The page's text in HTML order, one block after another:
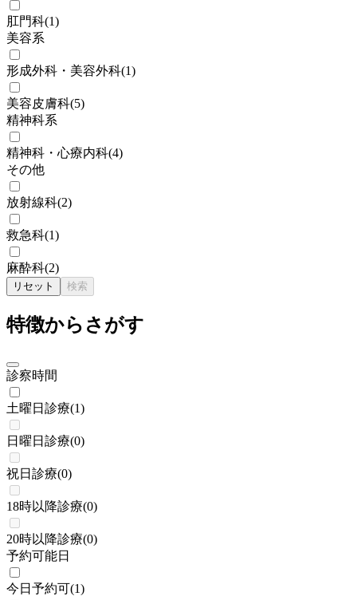
肛門科(1)
美容系
形成外科・美容外科(1)
美容皮膚科(5)
精神科系
精神科・心療内科(4)
その他
放射線科(2)
救急科(1)
麻酔科(2)
リセット 検索
特徴からさがす
診察時間
土曜日診療(1)
日曜日診療(0)
祝日診療(0)
18時以降診療(0)
20時以降診療(0)
予約可能日
今日予約可(1)